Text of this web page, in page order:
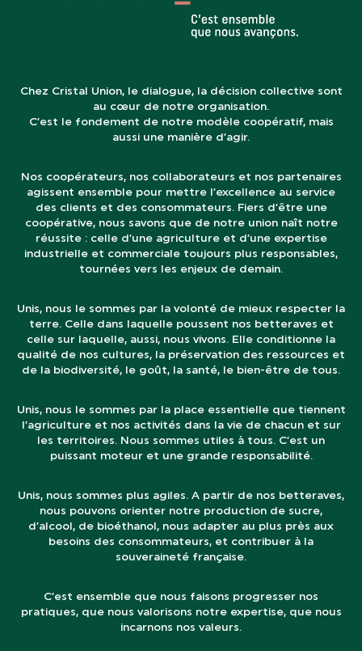
Chez Cristal Union, le dialogue, la décision collective sont
au cœur de notre organisation.
C’est le fondement de notre modèle coopératif, mais
aussi une manière d’agir.
Nos coopérateurs, nos collaborateurs et nos partenaires
agissent ensemble pour mettre l’excellence au service
des clients et des consommateurs. Fiers d’être une
coopérative, nous savons que de notre union naît notre
réussite : celle d’une agriculture et d’une expertise
industrielle et commerciale toujours plus responsables,
tournées vers les enjeux de demain.
Unis, nous le sommes par la volonté de mieux respecter la
terre. Celle dans laquelle poussent nos betteraves et
celle sur laquelle, aussi, nous vivons. Elle conditionne la
qualité de nos cultures, la préservation des ressources et
de la biodiversité, le goût, la santé, le bien-être de tous.
Unis, nous le sommes par la place essentielle que tiennent
l’agriculture et nos activités dans la vie de chacun et sur
les territoires. Nous sommes utiles à tous. C’est un
puissant moteur et une grande responsabilité.
Unis, nous sommes plus agiles. A partir de nos betteraves,
nous pouvons orienter notre production de sucre,
d’alcool, de bioéthanol, nous adapter au plus près aux
besoins des consommateurs, et contribuer à la
souveraineté française.
C’est ensemble que nous faisons progresser nos
pratiques, que nous valorisons notre expertise, que nous
incarnons nos valeurs.